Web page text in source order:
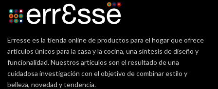
Erresse es la tienda online de productos para el hogar que ofrece
artículos únicos para la casa y la cocina, una síntesis de diseño y
funcionalidad. Nuestros artículos son el resultado de una
cuidadosa investigación con el objetivo de combinar estilo y
belleza, novedad y tendencia.